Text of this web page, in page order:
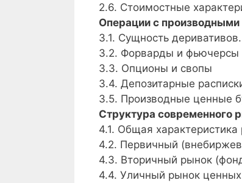
2.6. Стоимостные
Операции с
3.1. Сущность
3.2. Форварды и фьючерсы
3.3. Опционы и свопы
3.4. Депозитарные
3.5. Производные ценные
Структура современного
4.1. Общая характеристика
4.2. Первичный
4.3. Вторичный рынок
4.4. Уличный рынок